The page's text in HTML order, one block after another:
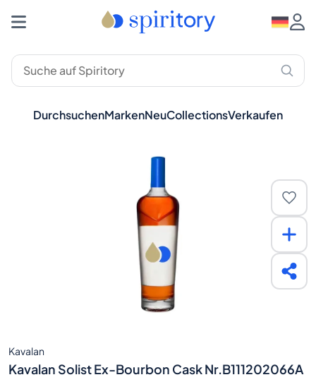
DurchsuchenMarkenNeuCollectionsVerkaufen
Kavalan
Kavalan Solist Ex-Bourbon Cask Nr.B111202066A